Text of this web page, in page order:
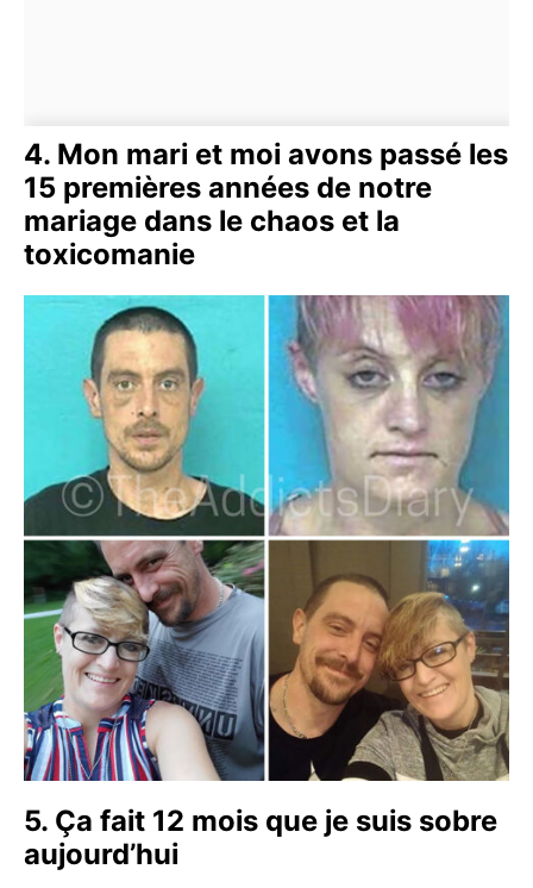
4. Mon mari et moi avons passé les
15 premières années de notre
mariage dans le chaos et la
toxicomanie
5. Ça fait 12 mois que je suis sobre
aujourd’hui